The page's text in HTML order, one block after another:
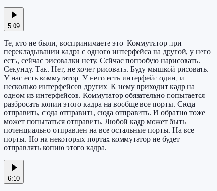
5:09
Те, кто не были, воспринимаете это. Коммутатор при
перекладывании кадра с одного интерфейса на другой, у него
есть, сейчас рисовалки нету. Сейчас попробую нарисовать.
Секунду. Так. Нет, не хочет рисовать. Буду мышкой рисовать.
У нас есть коммутатор. У него есть интерфейс один, и
несколько интерфейсов других. К нему приходит кадр на
одном из интерфейсов. Коммутатор обязательно попытается
разбросать копии этого кадра на вообще все порты. Сюда
отправить, сюда отправить, сюда отправить. И обратно тоже
может попытаться отправить. Любой кадр может быть
потенциально отправлен на все остальные порты. На все
порты. Но на некоторых портах коммутатор не будет
отправлять копию этого кадра.
6:10